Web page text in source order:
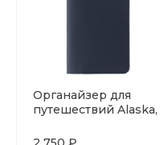
Органайзер для
путешествий Alaska,